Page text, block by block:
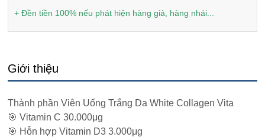
+ Đền tiền 100% nếu phát hiện hàng giả, hàng nhái...
Giới thiệu
Thành phần Viên Uống Trắng Da White Collagen Vita
🎯 Vitamin C 30.000μg
🎯 Hỗn hợp Vitamin D3 3.000μg